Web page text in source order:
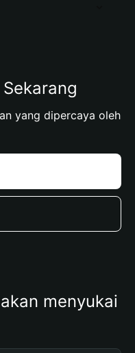
yang dipercaya oleh
menyukai